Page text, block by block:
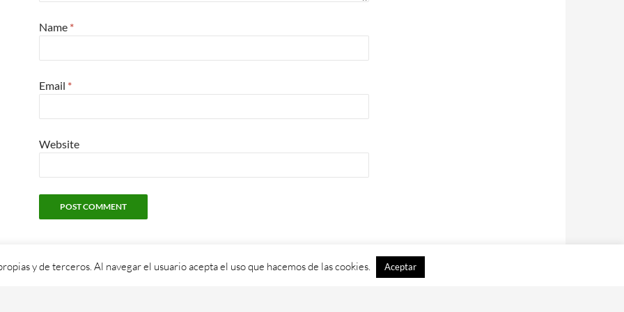
Name *
Email *
Website
y de terceros. Al navegar el usuario acepta el uso que hacemos de las cookies. Aceptar